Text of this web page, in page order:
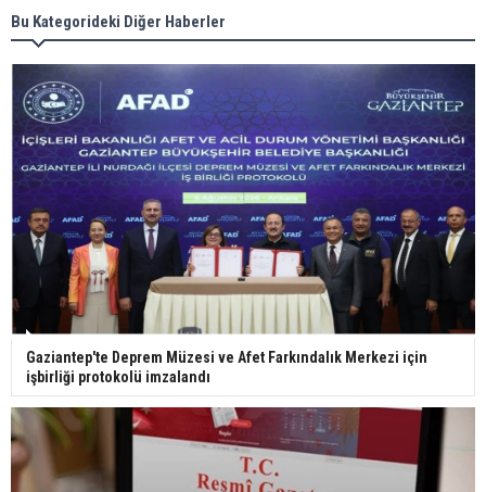
Meral Akşener ile Müsavat Dervişoğlu cenazede
görüntülendi
29 Mayıs okullar tatil mi?
Bilim kurgu gerçekleşiyor... Dondurulmuş
insanları hayata döndürecek keşif
Ünlü türkücü Mahmut Tuncer estetik operasyon
geçirdi: Son hali gündem oldu
Yerli turist 229,7 milyar lira seyahat harcaması
yaptı
Bu Kategorideki Diğer Haberler
Gaziantep'te Deprem Müzesi ve Afet Farkındalık Merkezi için
işbirliği protokolü imzalandı